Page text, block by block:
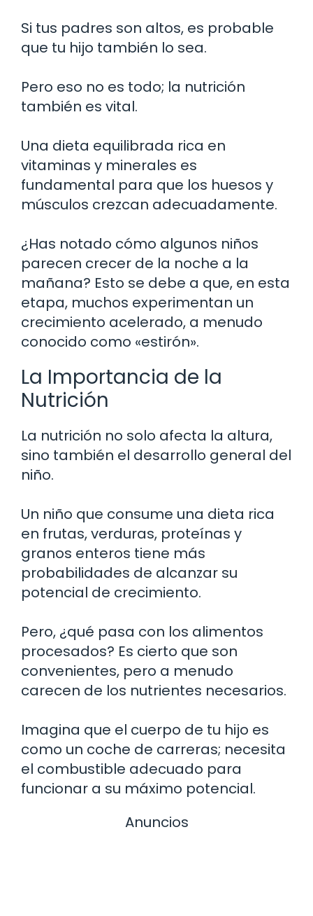
Si tus padres son altos, es probable
que tu hijo también lo sea.
Pero eso no es todo; la nutrición
también es vital.
Una dieta equilibrada rica en
vitaminas y minerales es
fundamental para que los huesos y
músculos crezcan adecuadamente.
¿Has notado cómo algunos niños
parecen crecer de la noche a la
mañana? Esto se debe a que, en esta
etapa, muchos experimentan un
crecimiento acelerado, a menudo
conocido como «estirón».
La Importancia de la
Nutrición
La nutrición no solo afecta la altura,
sino también el desarrollo general del
niño.
Un niño que consume una dieta rica
en frutas, verduras, proteínas y
granos enteros tiene más
probabilidades de alcanzar su
potencial de crecimiento.
Pero, ¿qué pasa con los alimentos
procesados? Es cierto que son
convenientes, pero a menudo
carecen de los nutrientes necesarios.
Imagina que el cuerpo de tu hijo es
como un coche de carreras; necesita
el combustible adecuado para
funcionar a su máximo potencial.
Anuncios